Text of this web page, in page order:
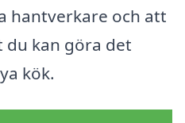
hantverkare och att
du kan göra det
kök.